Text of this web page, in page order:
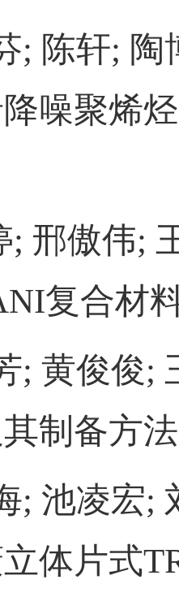
; 陈轩; 陶
噪聚烯
; 邢傲伟;
复合材
; 黄俊俊;
制备方法
; 池凌宏;
体片式